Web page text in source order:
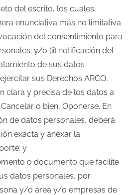
del escrito, los cuales
enunciativa más no limitativa
del consentimiento para
y/o (ii) notificación del
de sus datos
sus Derechos ARCO,
clara y precisa de los datos a
o bien, Oponerse. En
de datos personales, deberá
exacta y anexar la
y
o documento que facilite
datos personales, por
y/o área y/o empresas de